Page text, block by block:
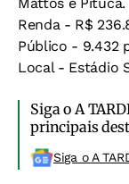
Renda - R$
Público - 9.432
Local - Estádio
Siga o A
principais
Siga o A